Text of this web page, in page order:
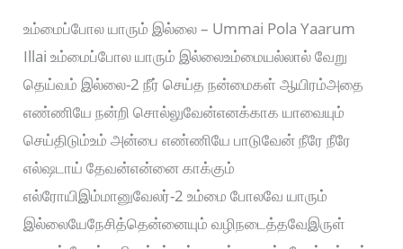
உம்மைப்போல யாரும் இல்லை – Ummai Pola Yaarum
Illai உம்மைப்போல யாரும் இல்லைஉம்மையல்லால் வேறு
தெய்வம் இல்லை-2 நீர் செய்த நன்மைகள் ஆயிரம்அதை
எண்ணியே நன்றி சொல்லுவேன்எனக்காக யாவையும்
செய்திடும்உம் அன்பை எண்ணியே பாடுவேன் நீரே நீரே
எல்ஷடாய் தேவன்என்னை காக்கும்
எல்ரோயிஇம்மானுவேலர்-2 உம்மை போலவே யாரும்
இல்லையேநேசித்தென்னையும் வழிநடைத்தவேஇருள்